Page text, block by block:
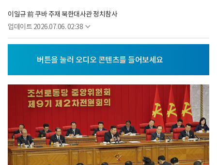
이일규 前 쿠바 주재 북한대사관 정치참사
업데이트 2026.07.06. 02:38